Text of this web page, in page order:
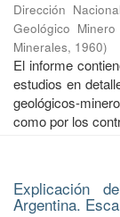
Dirección
Geológico
Minerales, 1960)
El informe
estudios en
geológicos-
como por los
Explicación
Argentina.